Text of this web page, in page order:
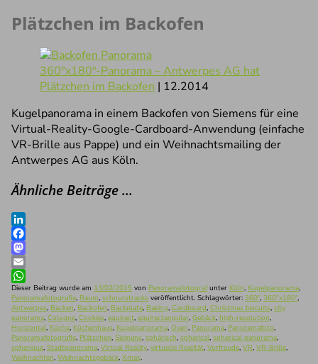
Plätzchen im Backofen
360°x180°-Panorama – Antwerpes AG hat
Plätzchen im Backofen | 12.2014
Kugelpanorama in einem Backofen von Siemens für eine
Virtual-Reality-Google-Cardboard-Anwendung (einfache
VR-Brille aus Pappe) und ein Weihnachtsmailing der
Antwerpes AG aus Köln.
Ähnliche Beiträge …
LinkedIn
Facebook
Mastodon
Email
WhatsApp
Dieser Beitrag wurde am 13/02/2015 von Panoramafotografunter Köln, Kugelpanorama,
Panoramafotografie, Raum, schnurstracks veröffentlicht. Schlagwörter: 360°, 360°x180°,
Antwerpes, Backen, Backofen, Backplate, Baking, Cardboard, Christmas biscuits, city
panorama, Cologne, Cookies, equirect, equirectangular, Gebäck, high-resolution,
Horizontal, Küche, Küchenhaus, Kugelpanorama, Oven, Panorama, Panoramafoto,
Panoramafotografie, Plätzchen, Siemens, sphärisch, spherical, spherical panorama,
spherique, Stadtpanorama, Virtual Reality, virtuelle Realität, Vorfreude, VR, VR-Brille,
Weihnachten, Weihnachtsgebäck, Xmas.